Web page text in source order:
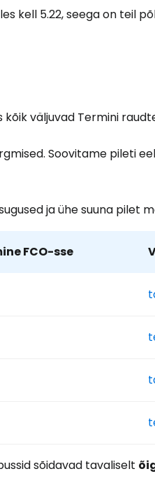
kell 5.22, seega on teil
kõik väljuvad Termini
Soovitame pileti
ja ühe suuna pilet
FCO-sse
sõidavad tavaliselt
Jätka Google'iga